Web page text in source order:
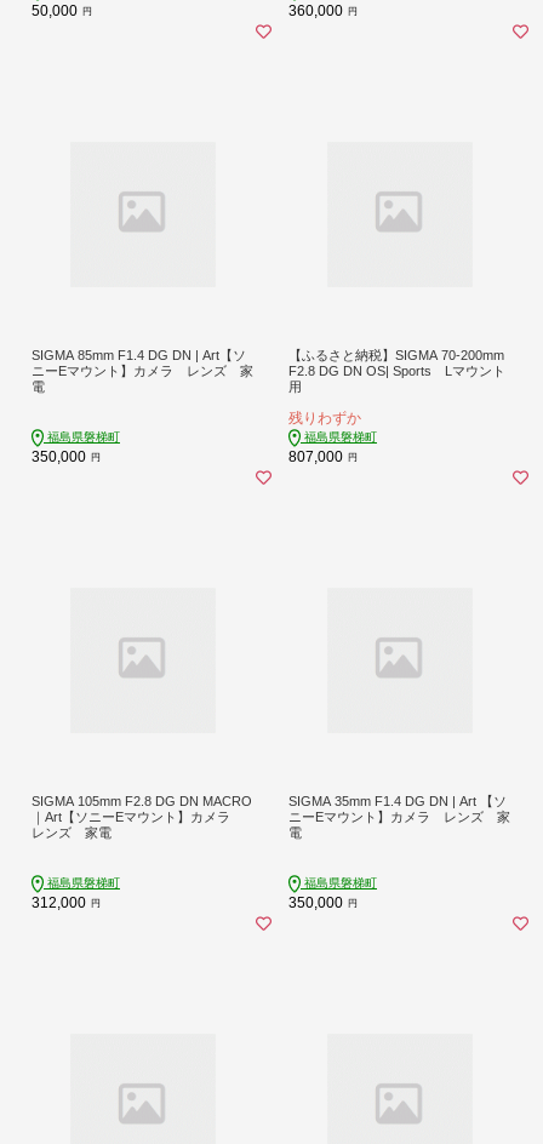
50,000 円 360,000 円
SIGMA 85mm F1.4 DG DN | Art【ソ
ニーEマウント】カメラ レンズ 家
電
福島県磐梯町
350,000 円
【ふるさと納税】SIGMA 70-200mm
F2.8 DG DN OS| Sports Lマウント
用
残りわずか
福島県磐梯町
807,000 円
SIGMA 105mm F2.8 DG DN MACRO
｜Art【ソニーEマウント】カメラ
レンズ 家電
福島県磐梯町
312,000 円
SIGMA 35mm F1.4 DG DN | Art 【ソ
ニーEマウント】カメラ レンズ 家
電
福島県磐梯町
350,000 円